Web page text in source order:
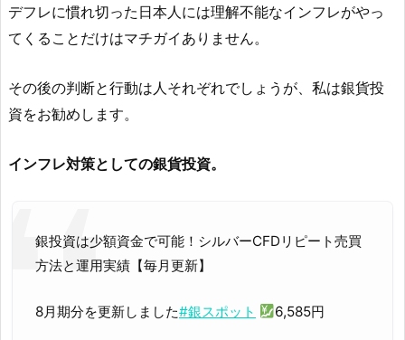
デフレに慣れ切った日本人には理解不能なインフレがやっ
てくることだけはマチガイありません。
その後の判断と行動は人それぞれでしょうが、私は銀貨投
資をお勧めします。
インフレ対策としての銀貨投資。
銀投資は少額資金で可能！シルバーCFDリピート売買
方法と運用実績【毎月更新】
8月期分を更新しました#銀スポット 6,585円